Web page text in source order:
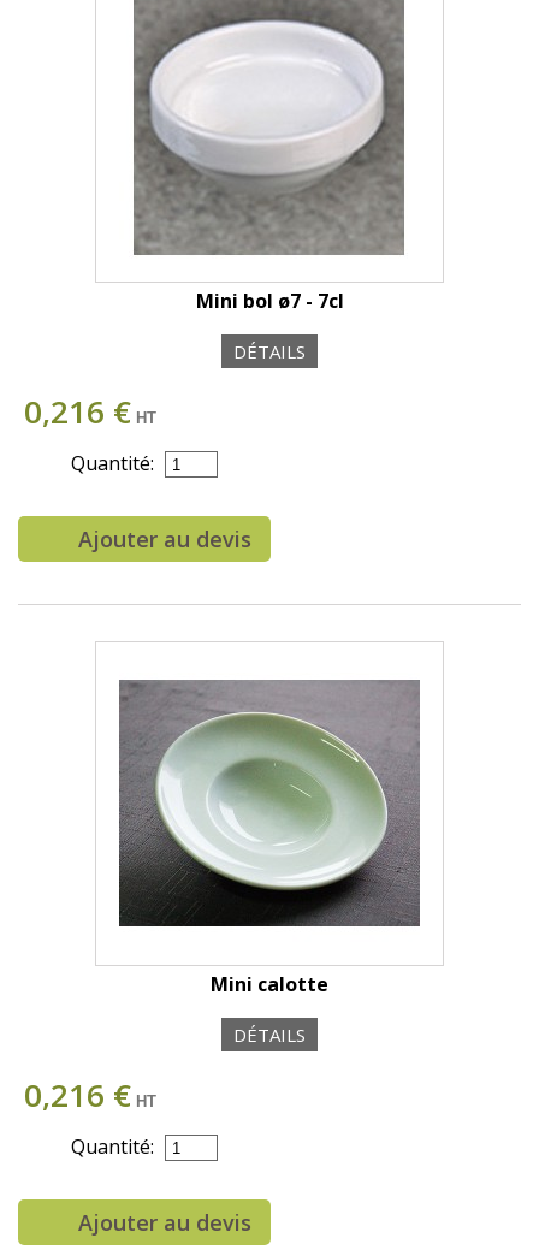
Mini bol ø7 - 7cl
DÉTAILS
0,216 € HT
Quantité:
Ajouter au devis
Mini calotte
DÉTAILS
0,216 € HT
Quantité:
Ajouter au devis